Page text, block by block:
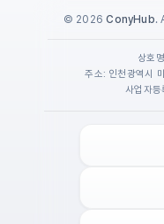
© 2026ConyHub.
상호
주소: 인천광역시
사업자